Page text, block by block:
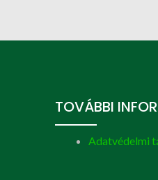
TOVÁBBI
Adatvédelmi